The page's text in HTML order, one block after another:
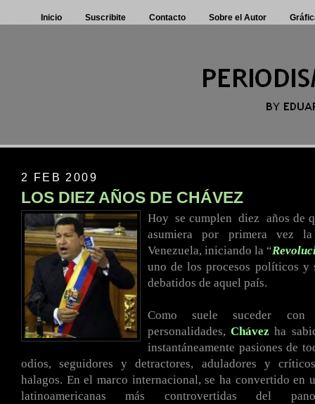
Inicio Suscribite Contacto Sobre el Autor
2 FEB 2009
LOS DIEZ AÑOS DE CHÁVEZ
Hoy .se cumplen .diez años de
asumiera por primera vez
Venezuela, iniciando la “
uno de los procesos políticos y
debatidos de aquel país.
Como suele suceder
personalidades,Chávez ha
instantáneamente pasiones de
odios, seguidores y detractores, aduladores y
halagos. En el marco internacional, se ha convertido en
latinoamericanas más controvertidas del